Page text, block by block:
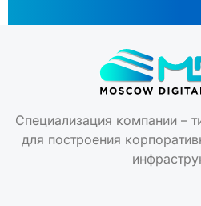
Специализация компании –
для построения